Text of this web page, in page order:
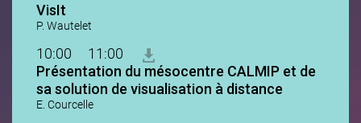
VisIt
P. Wautelet
10:00
11:00
Présentation du mésocentre CALMIP et de
sa solution de visualisation à distance
E. Courcelle